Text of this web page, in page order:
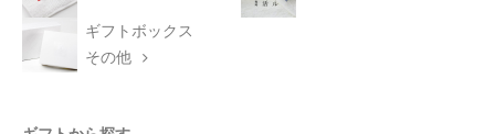
ギフトボックス
その他